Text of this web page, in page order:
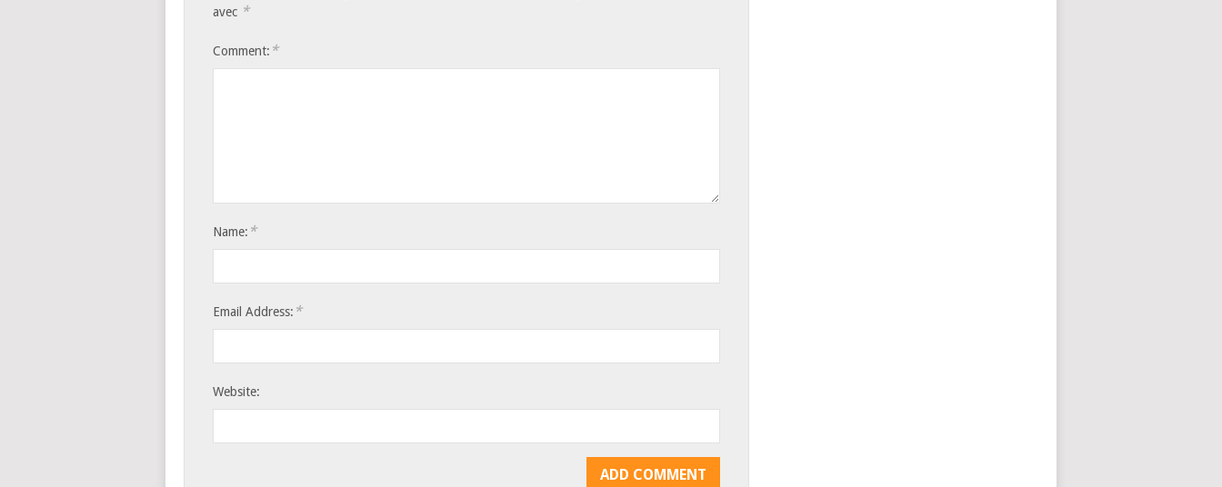
avec *
Comment: *
Name: *
Email Address: *
Website: